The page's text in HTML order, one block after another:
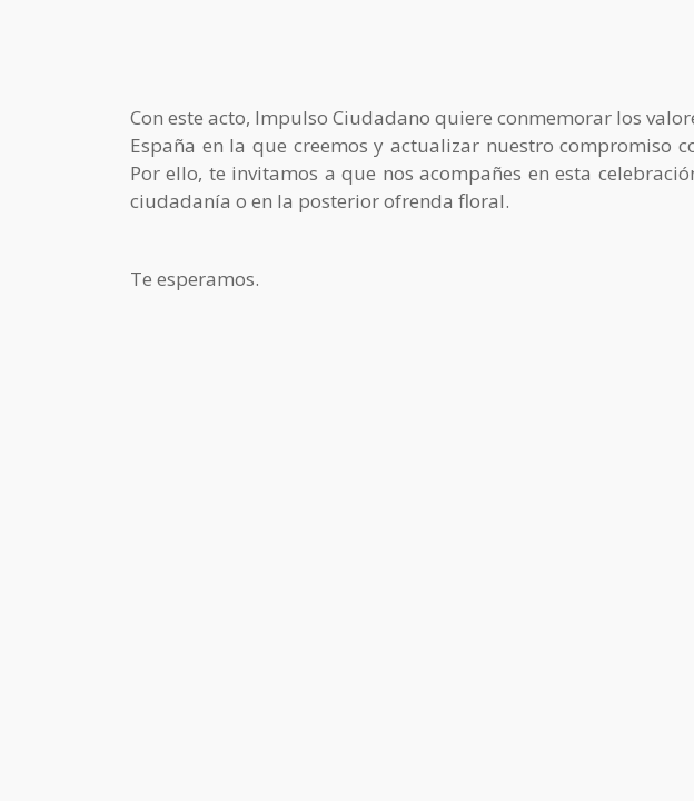
Con este acto, Impulso Ciudadano quiere conmemorar los
España en la que creemos y actualizar nuestro compromiso
Por ello, te invitamos a que nos acompañes en esta
ciudadanía o en la posterior ofrenda floral.
Te esperamos.